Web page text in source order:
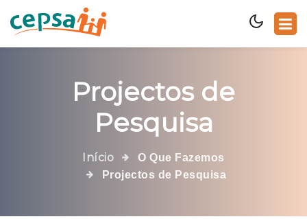
Projectos de
Pesquisa
Início
O Que Fazemos
Projectos de Pesquisa